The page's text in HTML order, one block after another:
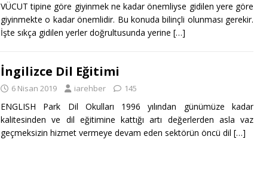
VÜCUT tipine göre giyinmek ne kadar önemliyse gidilen yere göre
giyinmekte o kadar önemlidir. Bu konuda bilinçli olunması gerekir.
İşte sıkça gidilen yerler doğrultusunda yerine […]
İngilizce Dil Eğitimi
6 Nisan 2019 iarehber 145
ENGLISH Park Dil Okulları 1996 yılından günümüze kadar
kalitesinden ve dil eğitimine kattığı artı değerlerden asla vaz
geçmeksizin hizmet vermeye devam eden sektörün öncü dil […]